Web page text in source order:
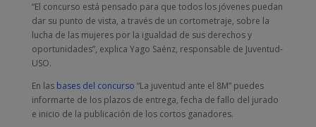
“El concurso está pensado para que todos los jóvenes puedan
dar su punto de vista, a través de un cortometraje, sobre la
lucha de las mujeres por la igualdad de sus derechos y
oportunidades”, explica Yago Saénz, responsable de Juventud-
USO.
En las bases del concurso “La juventud ante el 8M” puedes
informarte de los plazos de entrega, fecha de fallo del jurado
e inicio de la publicación de los cortos ganadores.